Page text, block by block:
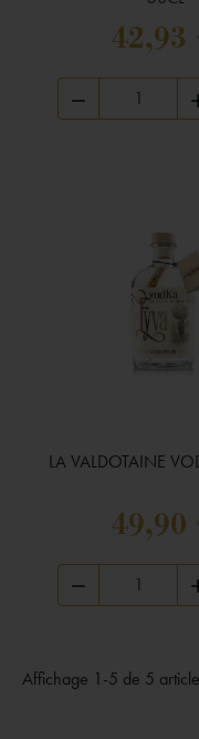
42,93

 Aperçu
LA VALDOTAINE
49,90

Affichage 1-5 de 5